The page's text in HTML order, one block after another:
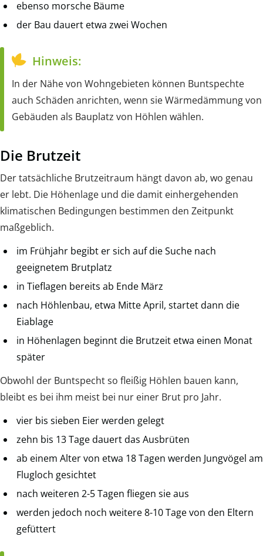
ebenso morsche Bäume
der Bau dauert etwa zwei Wochen
Hinweis:
In der Nähe von Wohngebieten können Buntspechte
auch Schäden anrichten, wenn sie Wärmedämmung von
Gebäuden als Bauplatz von Höhlen wählen.
Die Brutzeit
Der tatsächliche Brutzeitraum hängt davon ab, wo genau
er lebt. Die Höhenlage und die damit einhergehenden
klimatischen Bedingungen bestimmen den Zeitpunkt
maßgeblich.
im Frühjahr begibt er sich auf die Suche nach
geeignetem Brutplatz
in Tieflagen bereits ab Ende März
nach Höhlenbau, etwa Mitte April, startet dann die
Eiablage
in Höhenlagen beginnt die Brutzeit etwa einen Monat
später
Obwohl der Buntspecht so fleißig Höhlen bauen kann,
bleibt es bei ihm meist bei nur einer Brut pro Jahr.
vier bis sieben Eier werden gelegt
zehn bis 13 Tage dauert das Ausbrüten
ab einem Alter von etwa 18 Tagen werden Jungvögel am
Flugloch gesichtet
nach weiteren 2-5 Tagen fliegen sie aus
werden jedoch noch weitere 8-10 Tage von den Eltern
gefüttert